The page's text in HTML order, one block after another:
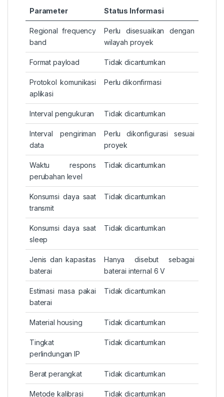
Parameter Status Informasi
Regional frequency
band
Perlu disesuaikan dengan
wilayah proyek
Format payload Tidak dicantumkan
Protokol komunikasi
aplikasi
Perlu dikonfirmasi
Interval pengukuran Tidak dicantumkan
Interval pengiriman
data
Perlu dikonfigurasi sesuai
proyek
Waktu respons
perubahan level
Tidak dicantumkan
Konsumsi daya saat
transmit
Tidak dicantumkan
Konsumsi daya saat
sleep
Tidak dicantumkan
Jenis dan kapasitas
baterai
Hanya disebut sebagai
baterai internal 6 V
Estimasi masa pakai
baterai
Tidak dicantumkan
Material housing Tidak dicantumkan
Tingkat
perlindungan IP
Tidak dicantumkan
Berat perangkat Tidak dicantumkan
Metode kalibrasi Tidak dicantumkan